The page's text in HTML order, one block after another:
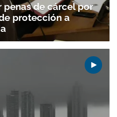
penas de cárcel por
protección a